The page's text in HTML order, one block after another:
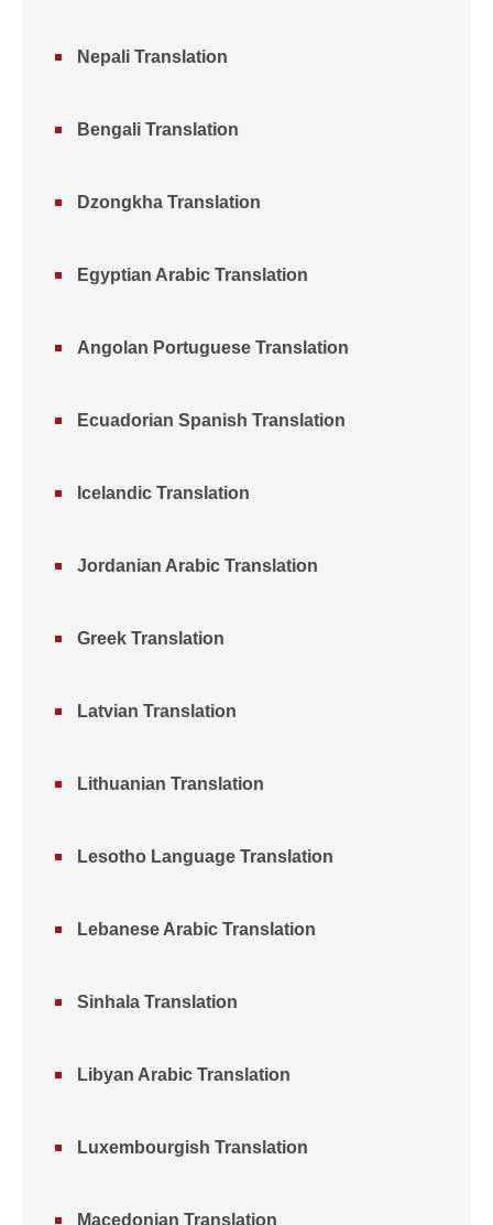
Nepali Translation
Bengali Translation
Dzongkha Translation
Egyptian Arabic Translation
Angolan Portuguese Translation
Ecuadorian Spanish Translation
Icelandic Translation
Jordanian Arabic Translation
Greek Translation
Latvian Translation
Lithuanian Translation
Lesotho Language Translation
Lebanese Arabic Translation
Sinhala Translation
Libyan Arabic Translation
Luxembourgish Translation
Macedonian Translation